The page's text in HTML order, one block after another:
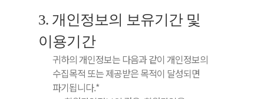
3. 개인정보의 보유기간 및
이용기간
귀하의 개인정보는 다음과 같이 개인정보의
수집목적 또는 제공받은 목적이 달성되면
파기됩니다.*